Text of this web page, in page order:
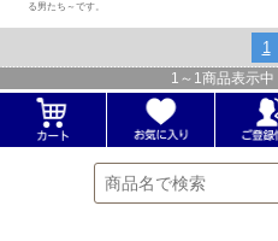
る男たち～です。
1
1 ～ 1 商品表示中